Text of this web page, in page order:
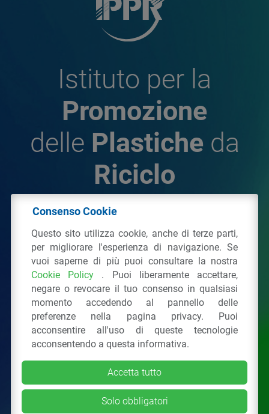
Istituto per la
Promozione
delle Plastiche da
Riciclo
Plastiche da Riciclo
C.F. 97381090154
Via San Vittore 36 20123Milano (MI)
Tel.: 02 43928225.
Tutti i diritti riservati Privacy Policy &Cookie
Consenso Cookie
Questo sito utilizza cookie, anche di terze parti,
per migliorare l'esperienza di navigazione. Se
vuoi saperne di più puoi consultare la nostra
Cookie Policy . Puoi liberamente accettare,
negare o revocare il tuo consenso in qualsiasi
momento accedendo al pannello delle
preferenze nella pagina privacy. Puoi
acconsentire all'uso di queste tecnologie
acconsentendo a questa informativa.
Accetta tutto
Solo obbligatori